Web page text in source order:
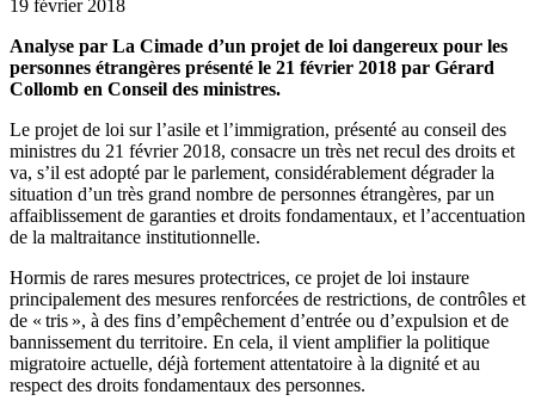
19 février 2018
Analyse par La Cimade d’un projet de loi dangereux pour les
personnes étrangères présenté le 21 février 2018 par Gérard
Collomb en Conseil des ministres.
Le projet de loi sur l’asile et l’immigration, présenté au conseil des
ministres du 21 février 2018, consacre un très net recul des droits et
va, s’il est adopté par le parlement, considérablement dégrader la
situation d’un très grand nombre de personnes étrangères, par un
affaiblissement de garanties et droits fondamentaux, et l’accentuation
de la maltraitance institutionnelle.
Hormis de rares mesures protectrices, ce projet de loi instaure
principalement des mesures renforcées de restrictions, de contrôles et
de « tris », à des fins d’empêchement d’entrée ou d’expulsion et de
bannissement du territoire. En cela, il vient amplifier la politique
migratoire actuelle, déjà fortement attentatoire à la dignité et au
respect des droits fondamentaux des personnes.